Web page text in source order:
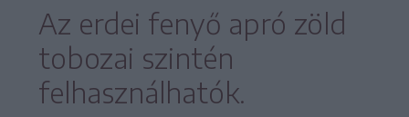
Az erdei fenyő apró zöld
tobozai szintén
felhasználhatók.